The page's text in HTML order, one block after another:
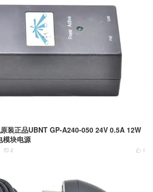
装正品UBNT GP-A240-050 24V 0.5A 12W
模块电源
 1
 2